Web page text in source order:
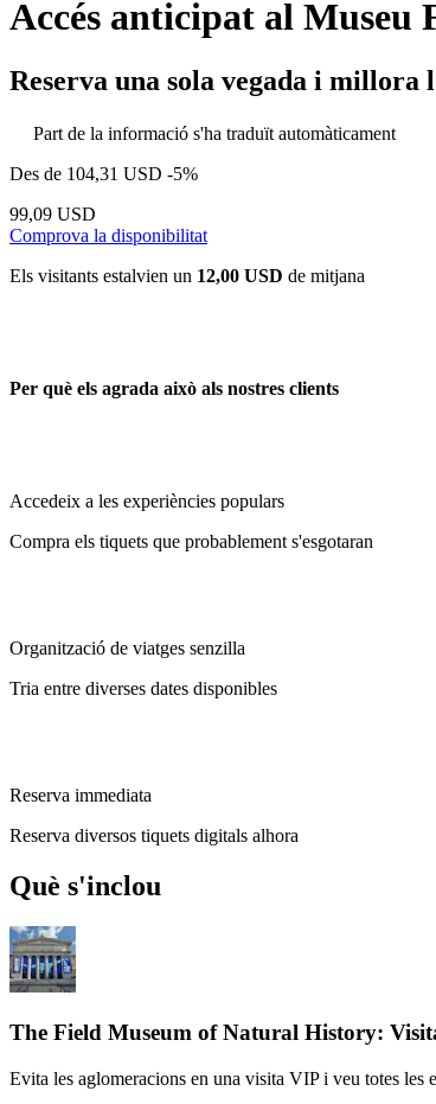
Accés anticipat al Museu
Reserva una sola vegada i millora
Part de la informació s'ha traduït automàticament
Des de 104,31 USD -5%
99,09 USD
Comprova la disponibilitat
Els visitants estalvien un 12,00 USD de mitjana
Per què els agrada això als nostres clients
Accedeix a les experiències populars
Compra els tiquets que probablement s'esgotaran
Organització de viatges senzilla
Tria entre diverses dates disponibles
Reserva immediata
Reserva diversos tiquets digitals alhora
Què s'inclou
The Field Museum of Natural History:
Evita les aglomeracions en una visita VIP i veu totes